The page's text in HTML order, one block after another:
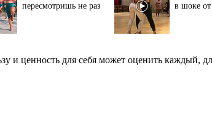
пересмотришь не раз
в шоке
и ценность для себя может оценить каждый,